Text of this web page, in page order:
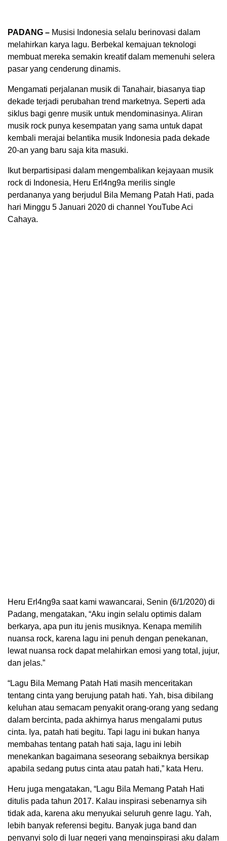
PADANG – Musisi Indonesia selalu berinovasi dalam
melahirkan karya lagu. Berbekal kemajuan teknologi
membuat mereka semakin kreatif dalam memenuhi selera
pasar yang cenderung dinamis.
Mengamati perjalanan musik di Tanahair, biasanya tiap
dekade terjadi perubahan trend marketnya. Seperti ada
siklus bagi genre musik untuk mendominasinya. Aliran
musik rock punya kesempatan yang sama untuk dapat
kembali merajai belantika musik Indonesia pada dekade
20-an yang baru saja kita masuki.
Ikut berpartisipasi dalam mengembalikan kejayaan musik
rock di Indonesia, Heru Erl4ng9a merilis single
perdananya yang berjudul Bila Memang Patah Hati, pada
hari Minggu 5 Januari 2020 di channel YouTube Aci
Cahaya.
Heru Erl4ng9a saat kami wawancarai, Senin (6/1/2020) di
Padang, mengatakan, “Aku ingin selalu optimis dalam
berkarya, apa pun itu jenis musiknya. Kenapa memilih
nuansa rock, karena lagu ini penuh dengan penekanan,
lewat nuansa rock dapat melahirkan emosi yang total, jujur,
dan jelas.”
“Lagu Bila Memang Patah Hati masih menceritakan
tentang cinta yang berujung patah hati. Yah, bisa dibilang
keluhan atau semacam penyakit orang-orang yang sedang
dalam bercinta, pada akhirnya harus mengalami putus
cinta. Iya, patah hati begitu. Tapi lagu ini bukan hanya
membahas tentang patah hati saja, lagu ini lebih
menekankan bagaimana seseorang sebaiknya bersikap
apabila sedang putus cinta atau patah hati,” kata Heru.
Heru juga mengatakan, “Lagu Bila Memang Patah Hati
ditulis pada tahun 2017. Kalau inspirasi sebenarnya sih
tidak ada, karena aku menyukai seluruh genre lagu. Yah,
lebih banyak referensi begitu. Banyak juga band dan
penyanyi solo di luar negeri yang menginspirasi aku dalam